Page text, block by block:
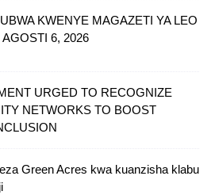
KWENYE MAGAZETI YA LEO
6, 2026
URGED TO RECOGNIZE
NETWORKS TO BOOST
Green Acres kwa kuanzisha klabu